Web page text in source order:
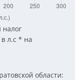
л.с * на
области: